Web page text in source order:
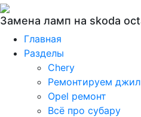
Замена ламп на skoda
Главная
Разделы
Chery
Ремонтируем
Opel ремонт
Всё про субару